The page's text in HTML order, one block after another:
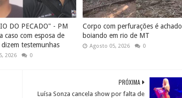
DO PECADO" - PM
caso com esposa de
dizem testemunhas
2026 0
Corpo com perfurações é achado
boiando em rio de MT
Agosto 05, 2026 0
PRÓXIMA
Luísa Sonza cancela show por falta de